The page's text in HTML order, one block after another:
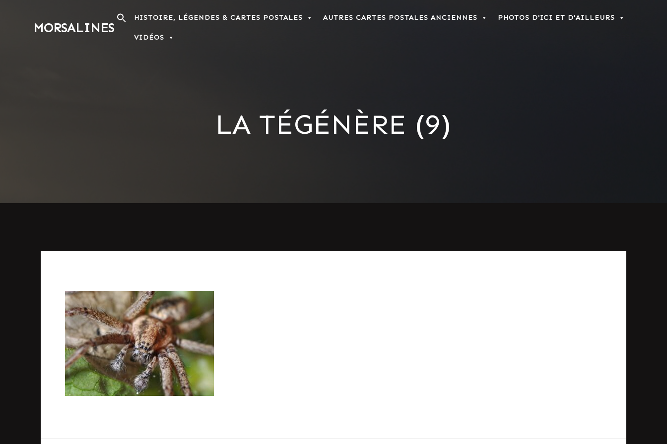
MORSALINES
HISTOIRE, LÉGENDES & CARTES POSTALES AUTRES CARTES POSTALES ANCIENNES PHOTOS D'ICI ET D'AILLEURS
VIDÉOS
LA TÉGÉNÈRE (9)